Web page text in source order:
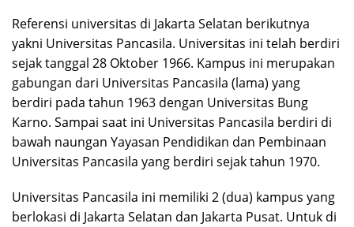
Referensi universitas di Jakarta Selatan berikutnya
yakni Universitas Pancasila. Universitas ini telah berdiri
sejak tanggal 28 Oktober 1966. Kampus ini merupakan
gabungan dari Universitas Pancasila (lama) yang
berdiri pada tahun 1963 dengan Universitas Bung
Karno. Sampai saat ini Universitas Pancasila berdiri di
bawah naungan Yayasan Pendidikan dan Pembinaan
Universitas Pancasila yang berdiri sejak tahun 1970.
Universitas Pancasila ini memiliki 2 (dua) kampus yang
berlokasi di Jakarta Selatan dan Jakarta Pusat. Untuk di